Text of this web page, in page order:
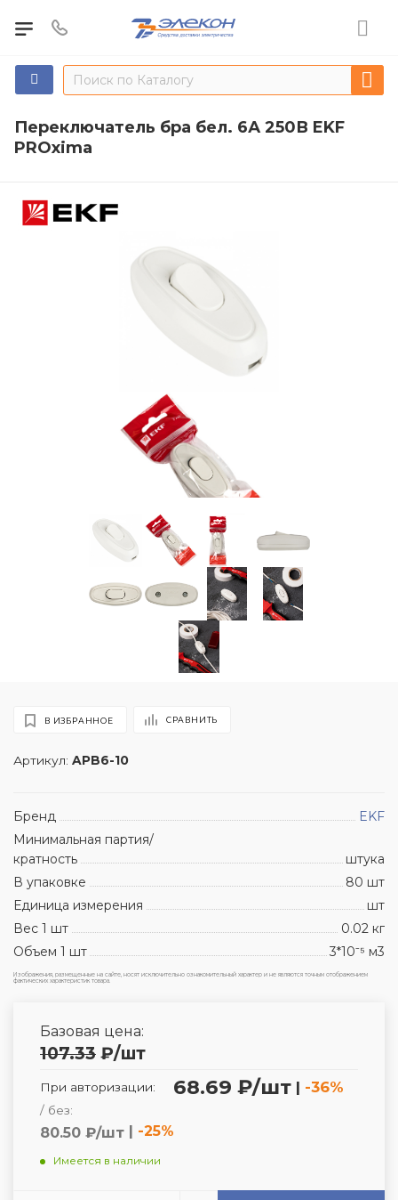
Переключатель бра бел. 6А 250В EKF
PROxima
Артикул: APB6-10
В ИЗБРАННОЕ СРАВНИТЬ
Бренд
EKF
Минимальная партия/
кратность
штука
В упаковке
80 шт
Единица измерения
шт
Вес 1 шт
0.02 кг
Объем 1 шт
3*10⁻⁵ м3
Изображения, размещенные на сайте, носят исключительно ознакомительный характер и не являются точным отображением
фактических характеристик товара.
Базовая цена:
107.33 ₽/шт
При авторизации: 68.69 ₽/шт | -36%
/ без:
80.50 ₽/шт | -25%
Имеется в наличии